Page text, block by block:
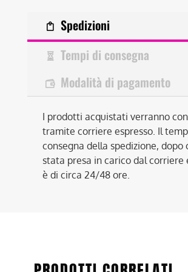
Spedizioni
Tempi di consegna
Modalità di pagamento
I prodotti acquistati verranno
tramite corriere espresso. Il
consegna della spedizione, dopo
stata presa in carico dal corriere
è di circa 24/48 ore.